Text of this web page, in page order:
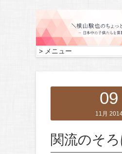
09
11月
関流のそ